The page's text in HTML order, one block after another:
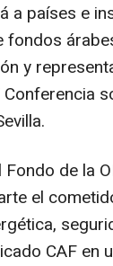
a países e
fondos
y
de la
el
CAF en